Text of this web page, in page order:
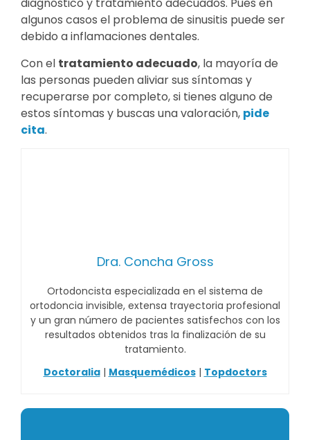
diagnóstico y tratamiento adecuados. Pues en
algunos casos el problema de sinusitis puede ser
debido a inflamaciones dentales.
Con el tratamiento adecuado, la mayoría de
las personas pueden aliviar sus síntomas y
recuperarse por completo, si tienes alguno de
estos síntomas y buscas una valoración, pide
cita.
Dra. Concha Gross
Ortodoncista especializada en el sistema de
ortodoncia invisible, extensa trayectoria profesional
y un gran número de pacientes satisfechos con los
resultados obtenidos tras la finalización de su
tratamiento.
Doctoralia| Masquemédicos| Topdoctors